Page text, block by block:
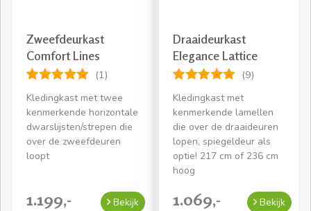
Zweefdeurkast
Comfort Lines
(1)
Kledingkast met twee
kenmerkende horizontale
dwarslijsten/strepen die
over de zweefdeuren
loopt
1.199,- Bekijk
Draaideurkast
Elegance Lattice
(9)
Kledingkast met
kenmerkende lamellen
die over de draaideuren
lopen, spiegeldeur als
optie! 217 cm of 236 cm
hoog
1.069,- Bekijk